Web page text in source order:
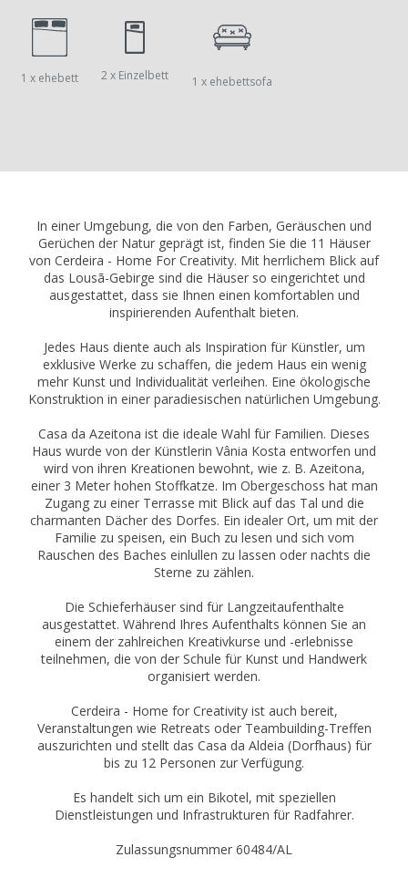
1 x ehebett 2 x Einzelbett 1 x ehebettsofa
In einer Umgebung, die von den Farben, Geräuschen und
Gerüchen der Natur geprägt ist, finden Sie die 11 Häuser
von Cerdeira - Home For Creativity. Mit herrlichem Blick auf
das Lousã-Gebirge sind die Häuser so eingerichtet und
ausgestattet, dass sie Ihnen einen komfortablen und
inspirierenden Aufenthalt bieten.
Jedes Haus diente auch als Inspiration für Künstler, um
exklusive Werke zu schaffen, die jedem Haus ein wenig
mehr Kunst und Individualität verleihen. Eine ökologische
Konstruktion in einer paradiesischen natürlichen Umgebung.
Casa da Azeitona ist die ideale Wahl für Familien. Dieses
Haus wurde von der Künstlerin Vânia Kosta entworfen und
wird von ihren Kreationen bewohnt, wie z. B. Azeitona,
einer 3 Meter hohen Stoffkatze. Im Obergeschoss hat man
Zugang zu einer Terrasse mit Blick auf das Tal und die
charmanten Dächer des Dorfes. Ein idealer Ort, um mit der
Familie zu speisen, ein Buch zu lesen und sich vom
Rauschen des Baches einlullen zu lassen oder nachts die
Sterne zu zählen.
Die Schieferhäuser sind für Langzeitaufenthalte
ausgestattet. Während Ihres Aufenthalts können Sie an
einem der zahlreichen Kreativkurse und -erlebnisse
teilnehmen, die von der Schule für Kunst und Handwerk
organisiert werden.
Cerdeira - Home for Creativity ist auch bereit,
Veranstaltungen wie Retreats oder Teambuilding-Treffen
auszurichten und stellt das Casa da Aldeia (Dorfhaus) für
bis zu 12 Personen zur Verfügung.
Es handelt sich um ein Bikotel, mit speziellen
Dienstleistungen und Infrastrukturen für Radfahrer.
Zulassungsnummer 60484/AL